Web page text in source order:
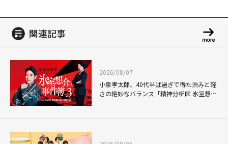
関連記事
2026/08/07
小泉孝太郎、40代半ば過ぎで得た渋みと軽
さの絶妙なバランス「精神分析医 氷室想介